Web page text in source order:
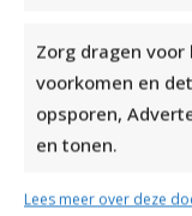
Zorg dragen
voorkomen en
opsporen,
en tonen.
Lees meer over deze